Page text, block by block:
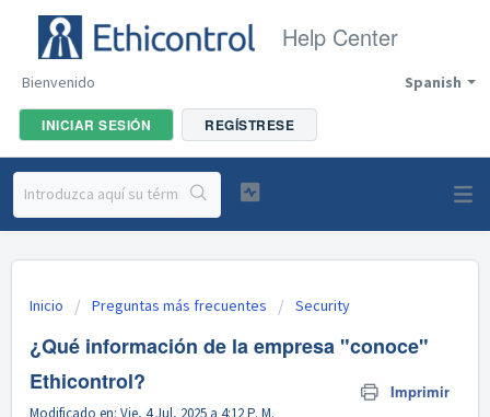
Help Center
Spanish
Bienvenido
INICIAR SESIÓN REGÍSTRESE
Inicio Preguntas más frecuentes Security
¿Qué información de la empresa "conoce"
Ethicontrol?
Imprimir
Modificado en: Vie, 4 Jul, 2025 a 4:12 P. M.